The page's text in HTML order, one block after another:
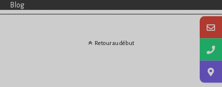
Blog
Retour au début